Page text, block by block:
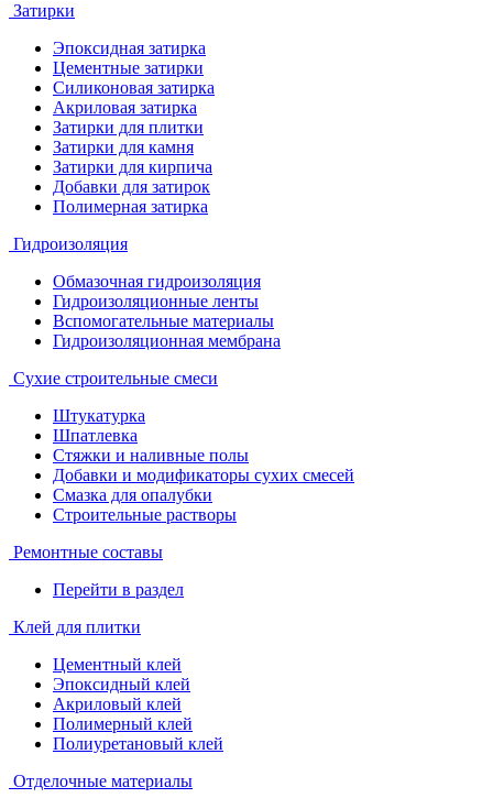
Затирки
Эпоксидная затирка
Цементные затирки
Силиконовая затирка
Акриловая затирка
Затирки для плитки
Затирки для камня
Затирки для кирпича
Добавки для затирок
Полимерная затирка
Гидроизоляция
Обмазочная гидроизоляция
Гидроизоляционные ленты
Вспомогательные материалы
Гидроизоляционная мембрана
Сухие строительные смеси
Штукатурка
Шпатлевка
Стяжки и наливные полы
Добавки и модификаторы сухих смесей
Смазка для опалубки
Строительные растворы
Ремонтные составы
Перейти в раздел
Клей для плитки
Цементный клей
Эпоксидный клей
Акриловый клей
Полимерный клей
Полиуретановый клей
Отделочные материалы